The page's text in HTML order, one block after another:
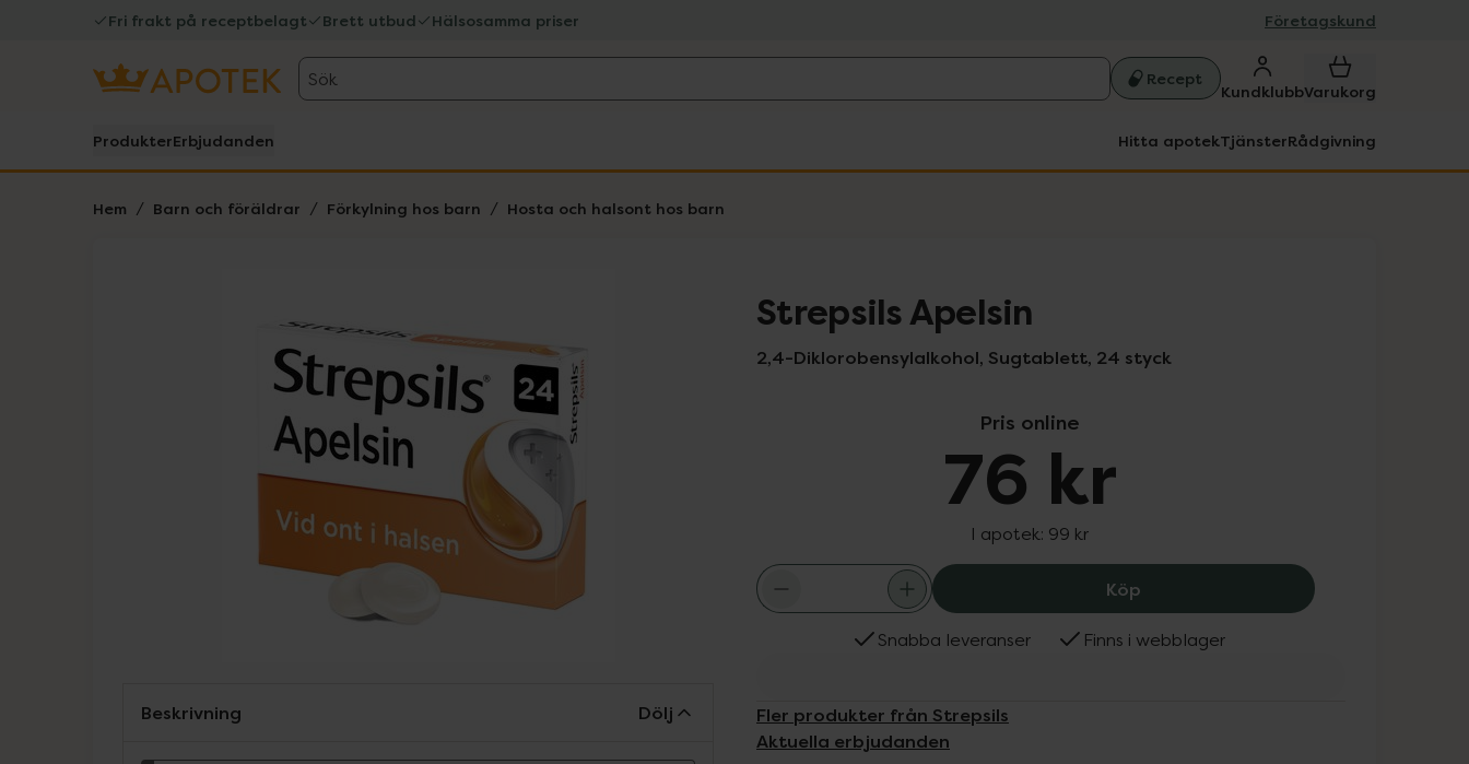
Fri frakt på receptbelagt Brett utbud Hälsosamma priser Företagskund
Sök Recept
KundklubbVarukorg
ProdukterErbjudanden Hitta apotekTjänsterRådgivning
Hem Barn och föräldrar Förkylning hos barn Hosta och halsont hos barn
Strepsils Apelsin
2,4-Diklorobensylalkohol, Sugtablett, 24 styck
Pris online
76 kr
I apotek: 99 kr
Köp Strepsils Apelsin, 76 kr.
Snabba leveranser Finns i webblager
Fler produkter från Strepsils
Aktuella erbjudanden
Beskrivning Dölj